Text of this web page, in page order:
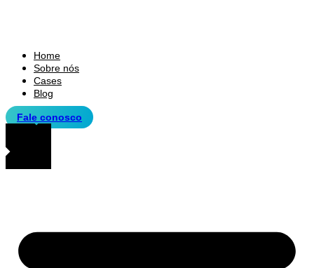
Home
Sobre nós
Cases
Blog
Fale conosco